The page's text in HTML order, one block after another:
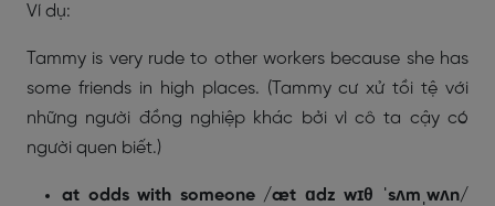
Ví dụ:
Tammy is very rude to other workers because she has
some friends in high places. (Tammy cư xử tồi tệ với
những người đồng nghiệp khác bởi vì cô ta cậy có
người quen biết.)
at odds with someone /æt ɑdz wɪθ ˈsʌmˌwʌn/